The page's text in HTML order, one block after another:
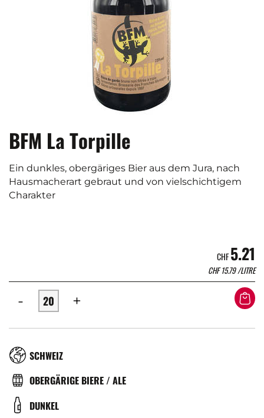
BFM La Torpille
Ein dunkles, obergäriges Bier aus dem Jura, nach
Hausmacherart gebraut und von vielschichtigem
Charakter
CHF5.21
CHF15.79/LITRE
- +
RÉGION
SCHWEIZ
TYPE
BIÈRE
OBERGÄRIGE BIERE / ALE
COULEUR
DUNKEL